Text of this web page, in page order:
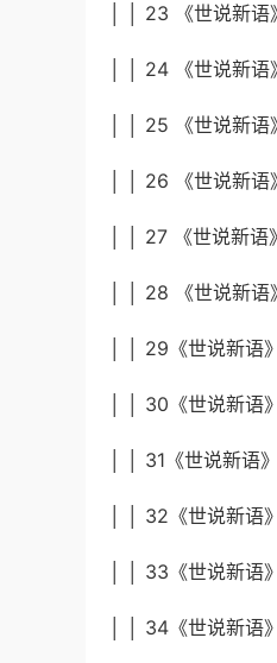
│ │ 23 《世说新
│ │ 24 《世说新
│ │ 25 《世说新
│ │ 26 《世说新
│ │ 27 《世说新
│ │ 28 《世说新
│ │ 29《世说新语
│ │ 30《世说新
│ │ 31《世说新语
│ │ 32《世说新语
│ │ 33《世说新语
│ │ 34《世说新语